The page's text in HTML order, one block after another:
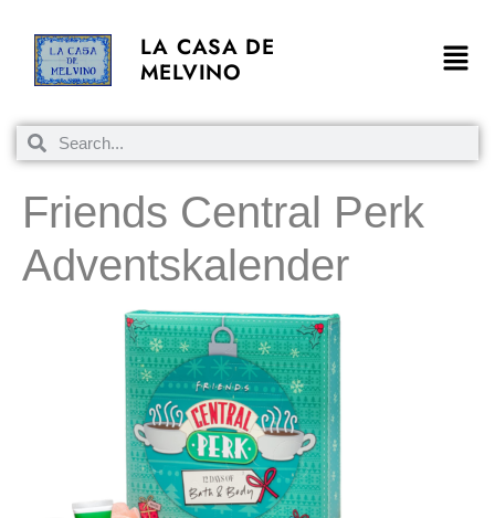
LA CASA DE
MELVINO
Friends Central Perk
Adventskalender